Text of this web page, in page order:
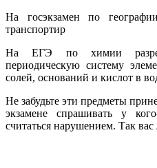
На госэкзамен по
транспортир
На ЕГЭ по химии
периодическую систему
солей, оснований и кислот в
Не забудьте эти предметы
экзамене спрашивать у
считаться нарушением. Так